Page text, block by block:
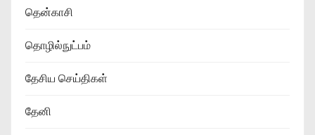
தென்காசி
தொழில்நுட்பம்
தேசிய செய்திகள்
தேனி